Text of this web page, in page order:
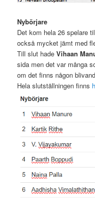
Nybörjare
Det kom hela 26 spelare
också mycket jämt med
Till slut hadeVihaan
sida men det var många
om det finns någon
Hela slutställningen finns